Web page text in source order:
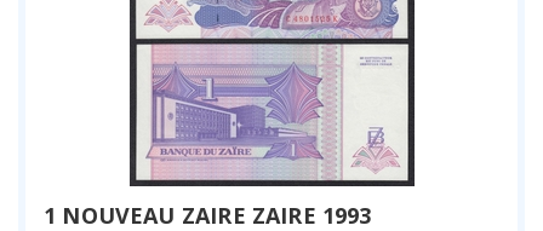
1 NOUVEAU ZAIRE ZAIRE 1993